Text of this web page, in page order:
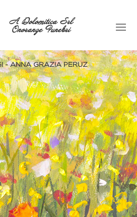
A Dolomitica Srl
Onoranze Funebri
- ANNA GRAZIA PERUZ